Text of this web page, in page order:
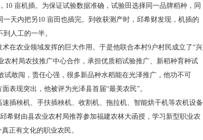
10 亩机插。为保证试验数据准确，试验田选择同一品牌稻种，同
一天内把另10 亩田也插完。到收获测产时，邱希财发现，机插的
人工的一半。
术在农业领域发挥的巨大作用。于是他联合本村9户村民成立了“兴
农村局农技推广中心合作，承担优质稻试验推广、新稻种育种试
试敢闯，责任心强，很多新品种水稻能在光泽推广，他功不可
面表现突出，他被评为光泽县首届“最美农民”。
速插秧机、手扶插秧机、收割机、拖拉机、智能烘干机等农机设备
希财由县农业农村局推荐参加福建农林大函授，学习新型职业农
正有文化的职业农民。